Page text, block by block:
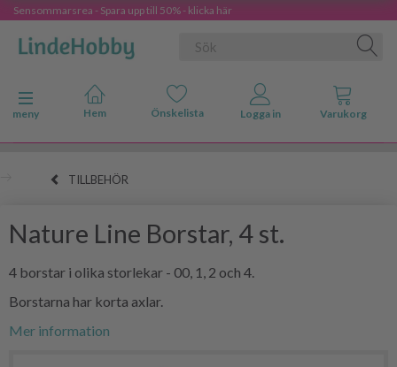
Sensommarsrea - Spara upp till 50% - klicka här
Ändra navigering
meny
TILLBEHÖR
Nature Line Borstar, 4 st.
4 borstar i olika storlekar - 00, 1, 2 och 4.
Borstarna har korta axlar.
Mer information